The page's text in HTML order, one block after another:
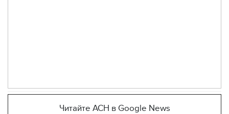
Читайте АСН в Google News